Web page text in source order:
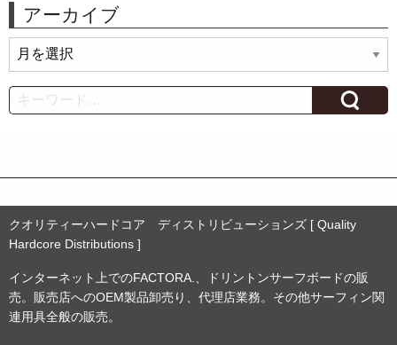
アーカイブ
ー
カ
イ
Search
クオリティーハードコア ディストリビューションズ [ Quality
Hardcore Distributions ]
インターネット上でのFACTORA.、ドリントンサーフボードの販
売。販売店へのOEM製品卸売り、代理店業務。その他サーフィン関
連用具全般の販売。